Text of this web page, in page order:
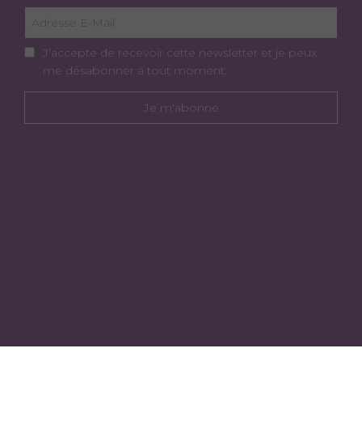
J’accepte de recevoir cette newsletter et je peux
me désabonner à tout moment.
Je m'abonne